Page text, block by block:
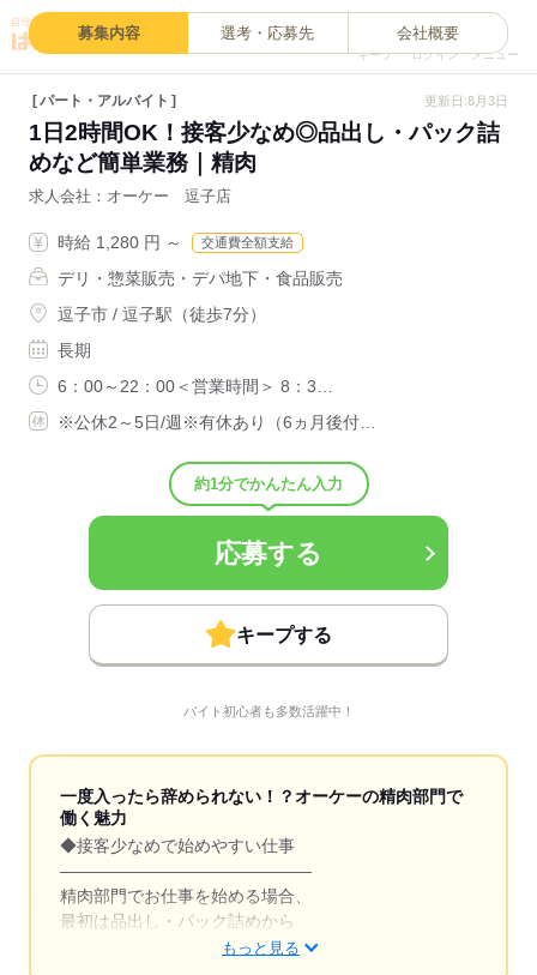
キープ ログイン メニュー
募集内容 選考・応募先 会社概要
パート・アルバイト 更新日:8月3日
1日2時間OK！接客少なめ◎品出し・パック詰
めなど簡単業務｜精肉
求人会社 オーケー 逗子店
時給 1,280 円 ～ 交通費全額支給
デリ・惣菜販売・デパ地下・食品販売
逗子市 / 逗子駅（徒歩7分）
長期
6：00～22：00＜営業時間＞ 8：3…
※公休2～5日/週※有休あり（6ヵ月後付…
約1分でかんたん入力
応募する
キープする
バイト初心者も多数活躍中！
一度入ったら辞められない！？オーケーの精肉部門で
働く魅力
◆接客少なめで始めやすい仕事
―――――――――――――――
精肉部門でお仕事を始める場合、
最初は品出し・パック詰めから
担当してもらっています。もっと見る